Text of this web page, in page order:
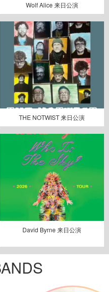
Wolf Alice 来日公演
THE NOTWIST 来日公演
David Byrne 来日公演